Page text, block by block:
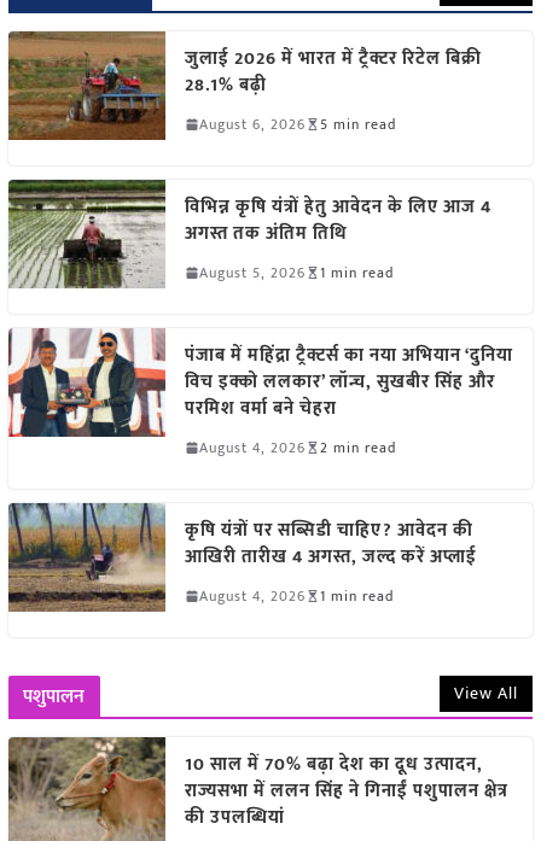
जुलाई 2026 में भारत में ट्रैक्टर रिटेल बिक्री
28.1% बढ़ी
August 6, 2026 5 min read
विभिन्न कृषि यंत्रों हेतु आवेदन के लिए आज 4
अगस्त तक अंतिम तिथि
August 5, 2026 1 min read
पंजाब में महिंद्रा ट्रैक्टर्स का नया अभियान ‘दुनिया
विच इक्को ललकार’ लॉन्च, सुखबीर सिंह और
परमिश वर्मा बने चेहरा
August 4, 2026 2 min read
कृषि यंत्रों पर सब्सिडी चाहिए? आवेदन की
आखिरी तारीख 4 अगस्त, जल्द करें अप्लाई
August 4, 2026 1 min read
पशुपालन View All
10 साल में 70% बढ़ा देश का दूध उत्पादन,
राज्यसभा में ललन सिंह ने गिनाईं पशुपालन क्षेत्र
की उपलब्धियां